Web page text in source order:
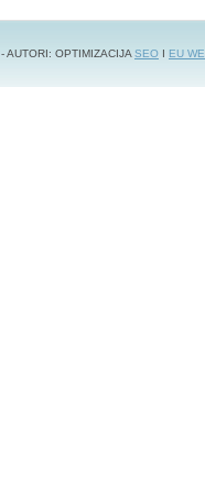
- AUTORI: OPTIMIZACIJASEO I EU